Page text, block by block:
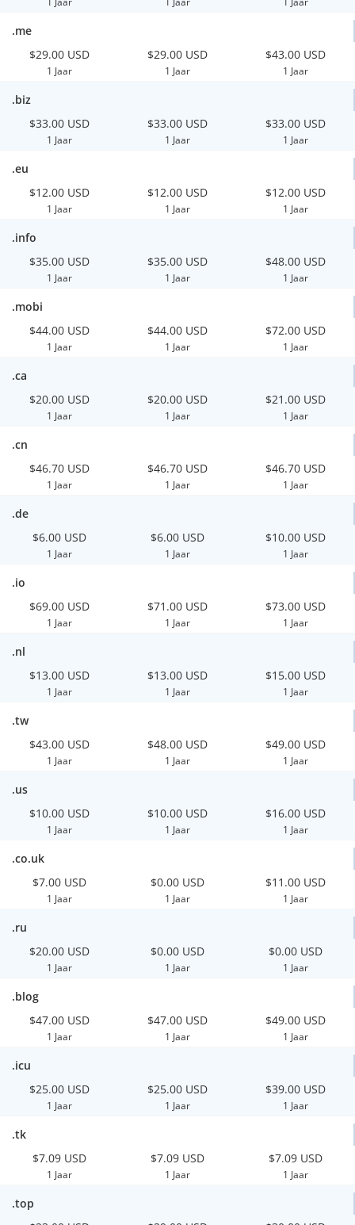
.me
$29.00 USD
1 Jaar
$29.00 USD
1 Jaar
$43.00 USD
1 Jaar
.biz
$33.00 USD
1 Jaar
$33.00 USD
1 Jaar
$33.00 USD
1 Jaar
.eu
$12.00 USD
1 Jaar
$12.00 USD
1 Jaar
$12.00 USD
1 Jaar
.info
$35.00 USD
1 Jaar
$35.00 USD
1 Jaar
$48.00 USD
1 Jaar
.mobi
$44.00 USD
1 Jaar
$44.00 USD
1 Jaar
$72.00 USD
1 Jaar
.ca
$20.00 USD
1 Jaar
$20.00 USD
1 Jaar
$21.00 USD
1 Jaar
.cn
$46.70 USD
1 Jaar
$46.70 USD
1 Jaar
$46.70 USD
1 Jaar
.de
$6.00 USD
1 Jaar
$6.00 USD
1 Jaar
$10.00 USD
1 Jaar
.io
$69.00 USD
1 Jaar
$71.00 USD
1 Jaar
$73.00 USD
1 Jaar
.nl
$13.00 USD
1 Jaar
$13.00 USD
1 Jaar
$15.00 USD
1 Jaar
.tw
$43.00 USD
1 Jaar
$48.00 USD
1 Jaar
$49.00 USD
1 Jaar
.us
$10.00 USD
1 Jaar
$10.00 USD
1 Jaar
$16.00 USD
1 Jaar
.co.uk
$7.00 USD
1 Jaar
$0.00 USD
1 Jaar
$11.00 USD
1 Jaar
.ru
$20.00 USD
1 Jaar
$0.00 USD
1 Jaar
$0.00 USD
1 Jaar
.blog
$47.00 USD
1 Jaar
$47.00 USD
1 Jaar
$49.00 USD
1 Jaar
.icu
$25.00 USD
1 Jaar
$25.00 USD
1 Jaar
$39.00 USD
1 Jaar
.tk
$7.09 USD
1 Jaar
$7.09 USD
1 Jaar
$7.09 USD
1 Jaar
.top